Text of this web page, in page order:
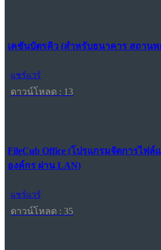
เคชันบัตรคิว (สำหรับธนาคาร สถาน
แชร์แวร์
ดาวน์โหลด : 13
FileCub Office (โปรแกรมจัดการไฟล์
องค์กร ผ่าน LAN)
แชร์แวร์
ดาวน์โหลด : 35